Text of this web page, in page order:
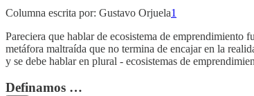
Columna escrita por: Gustavo Orjuela1
Pareciera que hablar de ecosistema de
metáfora maltraída que no termina de encajar en la
y se debe hablar en plural - ecosistemas de
Definamos …